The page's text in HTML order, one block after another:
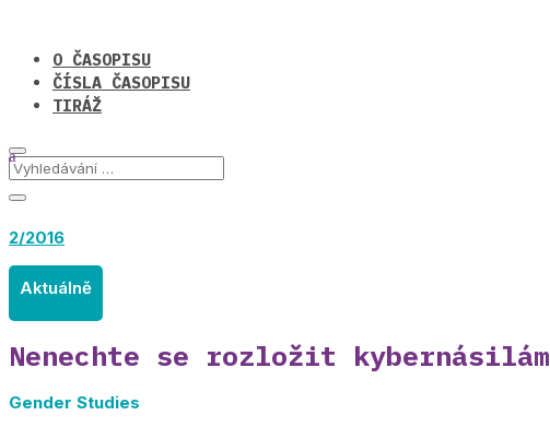
O ČASOPISU
ČÍSLA ČASOPISU
TIRÁŽ
2/2016
Aktuálně
Nenechte se rozložit kybernásilám
Gender Studies